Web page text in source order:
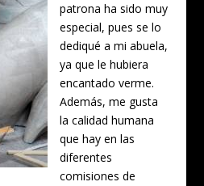
patrona ha sido muy
especial, pues se lo
dediqué a mi abuela,
ya que le hubiera
encantado verme.
Además, me gusta
la calidad humana
que hay en las
diferentes
comisiones de